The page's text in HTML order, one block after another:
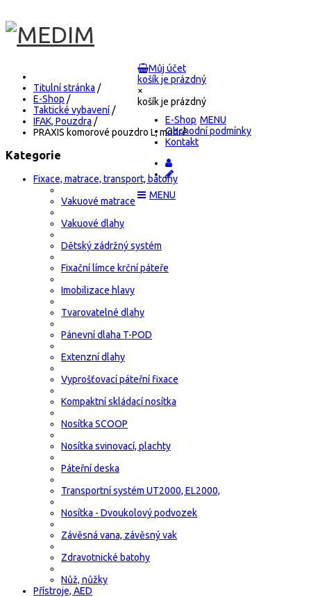
Můj účet
košík je prázdný
×
košík je prázdný
E-Shop
Obchodní podmínky
Kontakt
Titulní stránka /
E-Shop /
Taktické vybavení /
IFAK, Pouzdra /
PRAXIS komorové pouzdro L, modré
Kategorie
Fixace, matrace, transport, batohy
Vakuové matrace
Vakuové dlahy
Dětský zádržný systém
Fixační límce krční páteře
Imobilizace hlavy
Tvarovatelné dlahy
Pánevní dlaha T-POD
Extenzní dlahy
Vyprošťovací páteřní fixace
Kompaktní skládací nosítka
Nosítka SCOOP
Nosítka svinovací, plachty
Páteřní deska
Transportní systém UT2000, EL2000,
Nosítka - Dvoukolový podvozek
Závěsná vana, závěsný vak
Zdravotnické batohy
Nůž, nůžky
Přístroje, AED